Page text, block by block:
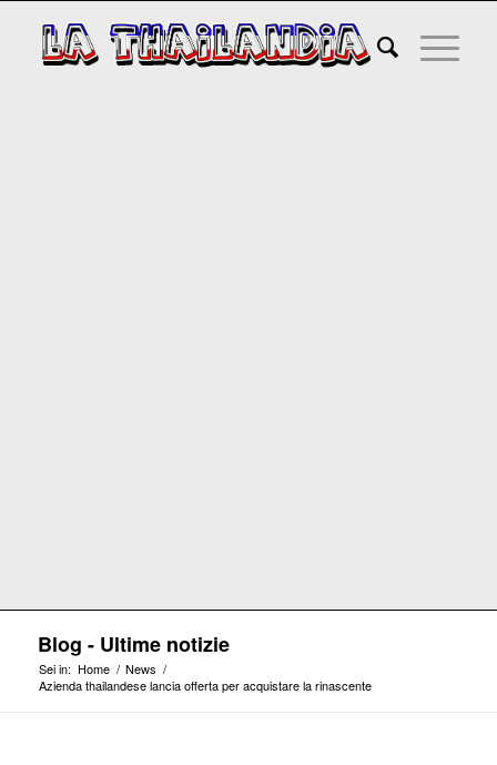
Blog - Ultime notizie
Sei in: Home / News /
Azienda thailandese lancia offerta per acquistare la rinascente